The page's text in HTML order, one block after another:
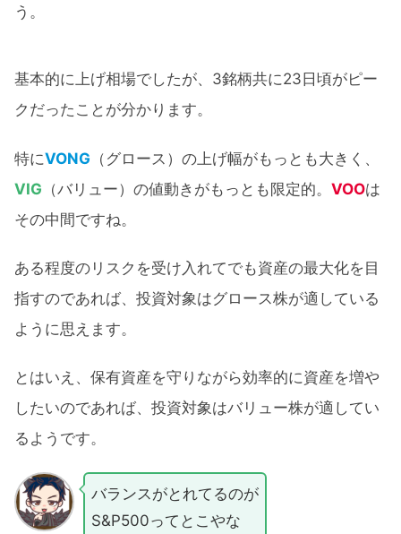
う。
基本的に上げ相場でしたが、3銘柄共に23日頃がピー
クだったことが分かります。
特にVONG （グロース）の上げ幅がもっとも大きく、
VIG （バリュー）の値動きがもっとも限定的。 VOOは
その中間ですね。
ある程度のリスクを受け入れてでも資産の最大化を目
指すのであれば、投資対象はグロース株が適している
ように思えます。
とはいえ、保有資産を守りながら効率的に資産を増や
したいのであれば、投資対象はバリュー株が適してい
るようです。
バランスがとれてるのが
S&P500ってとこやな